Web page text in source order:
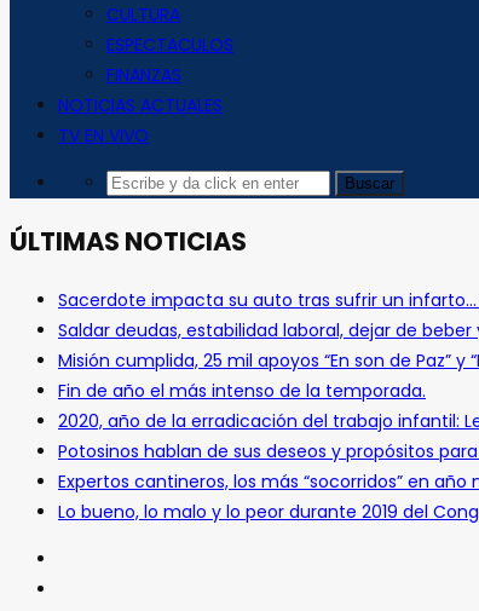
CULTURA
ESPECTACULOS
FINANZAS
NOTICIAS ACTUALES
TV EN VIVO
ÚLTIMAS NOTICIAS
Sacerdote impacta su auto tras sufrir un
Saldar deudas, estabilidad laboral, dejar de
Misión cumplida, 25 mil apoyos “En son de Paz”
Fin de año el más intenso de la temporada.
2020, año de la erradicación del trabajo infantil:
Potosinos hablan de sus deseos y propósitos
Expertos cantineros, los más “socorridos” en año
Lo bueno, lo malo y lo peor durante 2019 del